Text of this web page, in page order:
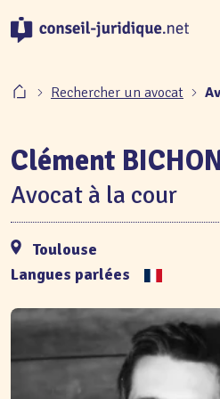
Rechercher un avocat
Clément
Avocat à la cour
Toulouse
Langues parlées